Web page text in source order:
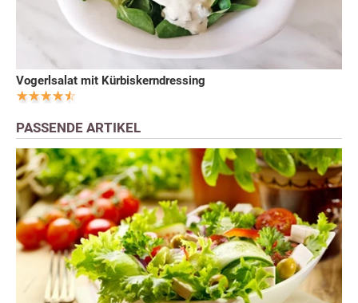
Vogerlsalat mit Kürbiskerndressing
PASSENDE ARTIKEL